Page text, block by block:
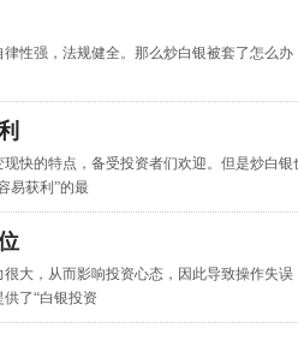
性强，法规健全。那么炒白银被套了怎么
快的特点，备受投资者们欢迎。但是炒白
易获利”的最
大，从而影响投资心态，因此导致操作失
了“白银投资